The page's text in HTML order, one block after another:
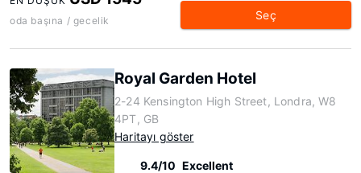
oda başına / gecelik Seç
Royal Garden Hotel
2-24 Kensington High Street, Londra, W8
4PT, GB
Haritayı göster
9.4/10 Excellent